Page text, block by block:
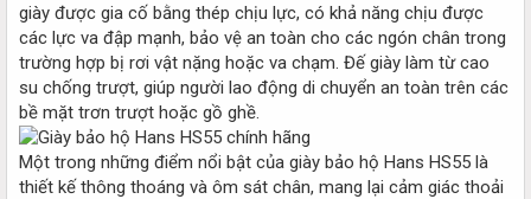
giày được gia cố bằng thép chịu lực, có khả năng chịu được
các lực va đập mạnh, bảo vệ an toàn cho các ngón chân trong
trường hợp bị rơi vật nặng hoặc va chạm. Đế giày làm từ cao
su chống trượt, giúp người lao động di chuyển an toàn trên các
bề mặt trơn trượt hoặc gồ ghề.
Một trong những điểm nổi bật của giày bảo hộ Hans HS55 là
thiết kế thông thoáng và ôm sát chân, mang lại cảm giác thoải